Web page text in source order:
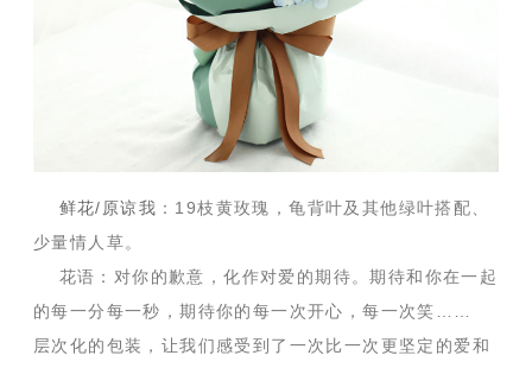
鲜花/原谅我 ：19枝黄玫瑰，龟背叶及其他绿叶搭配、
少量情人草。
花语：对你的歉意，化作对爱的期待。期待和你在一起
的每一分每一秒，期待你的每一次开心，每一次笑……
层次化的包装，让我们感受到了一次比一次更坚定的爱和